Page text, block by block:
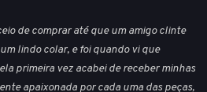
de comprar até que um amigo clinte
lindo colar, e foi quando vi que
primeira vez acabei de receber minhas
apaixonada por cada uma das peças,